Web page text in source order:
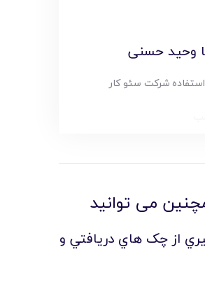
وحید حسنی
استفاده شرکت سئو کار
می توانید
از چک هاي دريافتي و